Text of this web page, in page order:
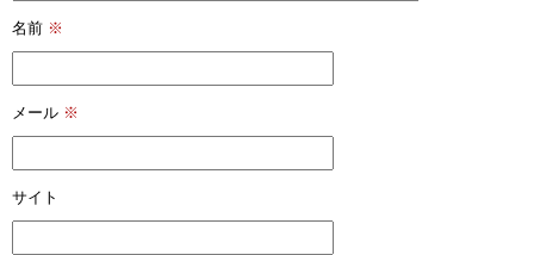
名前 ※
メール ※
サイト